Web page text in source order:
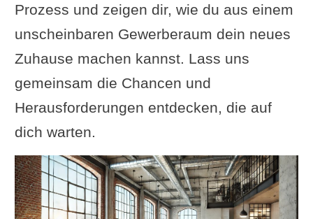
Prozess und zeigen dir, wie du aus einem
unscheinbaren Gewerberaum dein neues
Zuhause machen kannst. Lass uns
gemeinsam die Chancen und
Herausforderungen entdecken, die auf
dich warten.